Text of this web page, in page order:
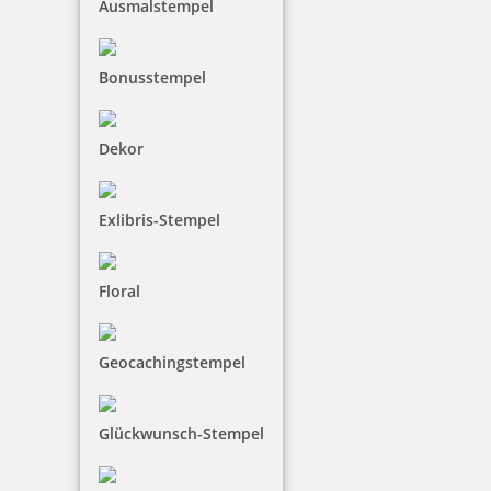
Ausmalstempel
Bonusstempel
Dekor
Exlibris-Stempel
Floral
Geocachingstempel
Glückwunsch-Stempel
Herstellerinformationen